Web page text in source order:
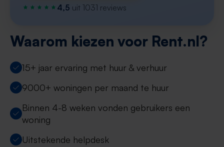
4,5 uit 1031 reviews
Waarom kiezen voor Rent.nl?
15+ jaar ervaring met huur & verhuur
9000+ woningen per maand te huur
Binnen 4-8 weken vonden gebruikers een
woning
Uitstekende helpdesk